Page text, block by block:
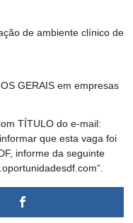
de ambiente clínico de
GERAIS em empresas
TÍTULO do e-mail:
que esta vaga foi
informe da seguinte